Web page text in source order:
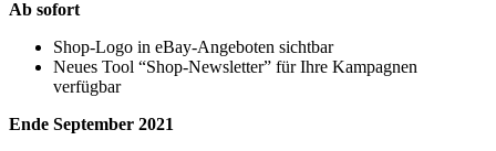
Ab sofort
Shop-Logo in eBay-Angeboten sichtbar
Neues Tool “Shop-Newsletter” für Ihre Kampagnen
verfügbar
Ende September 2021